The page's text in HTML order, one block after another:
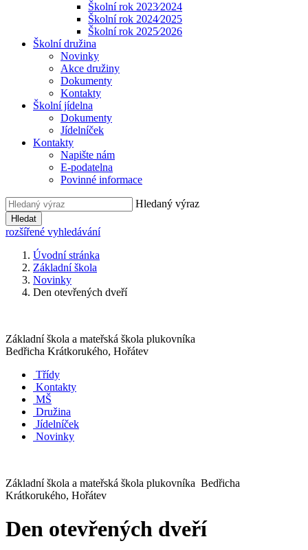
Školní rok 2023⁄2024
Školní rok 2024⁄2025
Školní rok 2025⁄2026
Školní družina
Novinky
Akce družiny
Dokumenty
Kontakty
Školní jídelna
Dokumenty
Jídelníček
Kontakty
Napište nám
E-podatelna
Povinné informace
Hledaný výraz
Hledat
rozšířené vyhledávání
Úvodní stránka
Základní škola
Novinky
Den otevřených dveří
Základní škola a mateřská škola plukovníka
Bedřicha Krátkorukého, Hořátev
Třídy
Kontakty
MŠ
Družina
Jídelníček
Novinky
Základní škola a mateřská škola plukovníka Bedřicha
Krátkorukého, Hořátev
Den otevřených dveří